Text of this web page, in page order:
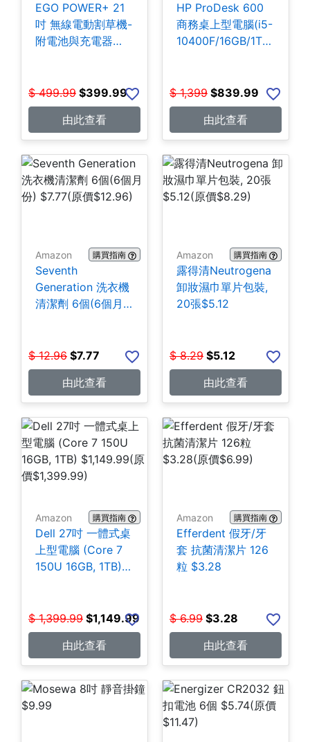
EGO POWER+ 21
吋 無線電動割草機-
附電池與充電器
$ 499.99 $399.99
由此查看
HP ProDesk 600
商務桌上型電腦(i5-
10400F/16GB/1TB
$ 1,399 $839.99
由此查看
Amazon 購買指南
Seventh
Generation 洗衣機
清潔劑 6個(6個月
$ 12.96 $7.77
由此查看
Amazon 購買指南
露得清Neutrogena
卸妝濕巾單片包裝,
20張$5.12
$ 8.29 $5.12
由此查看
Amazon 購買指南
Dell 27吋 一體式桌
上型電腦 (Core 7
150U 16GB, 1TB)
$ 1,399.99 $1,149.99
由此查看
Amazon 購買指南
Efferdent 假牙/牙
套 抗菌清潔片 126
粒 $3.28
$ 6.99 $3.28
由此查看